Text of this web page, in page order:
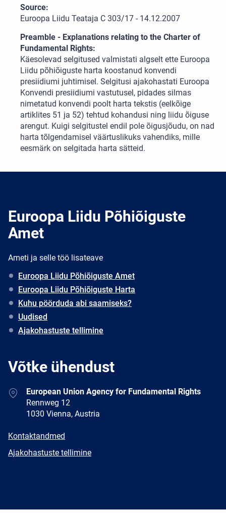
Source:
Euroopa Liidu Teataja C 303/17 - 14.12.2007
Preamble - Explanations relating to the Charter of
Fundamental Rights:
Käesolevad selgitused valmistati algselt ette Euroopa
Liidu põhiõiguste harta koostanud konvendi
presiidiumi juhtimisel. Selgitusi ajakohastati Euroopa
Konvendi presiidiumi vastutusel, pidades silmas
nimetatud konvendi poolt harta tekstis (eelkõige
artiklites 51 ja 52) tehtud kohandusi ning liidu õiguse
arengut. Kuigi selgitustel endil pole õigusjõudu, on nad
harta tõlgendamisel väärtuslikuks vahendiks, mille
eesmärk on selgitada harta sätteid.
Euroopa Liidu Põhiõiguste
Amet
Ameti ja selle töö lisateave
Euroopa Liidu Põhiõiguste Amet
Euroopa Liidu Põhiõiguste Harta
Kuhu pöörduda abi saamiseks?
Uudised
Ajakohastuste tellimine
Võtke ühendust
AddressEuropean Union Agency for Fundamental Rights
Rennweg 12
1030 Vienna, Austria
E-
Kontaktandmed
Newsletter
Ajakohastuste tellimine